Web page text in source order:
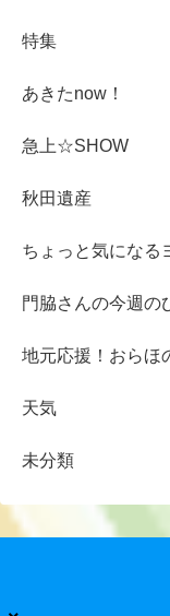
特集
あきたnow！
急上☆SHOW
秋田遺産
ちょっと気になる
門脇さんの今週の
地元応援！おらほ
天気
未分類